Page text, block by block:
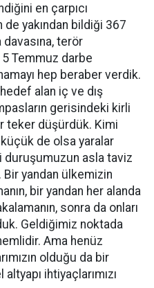
en çarpıcı
yakından bildiği 367
terör
Temmuz darbe
hep beraber verdik.
alan iç ve dış
gerisindeki kirli
teker düşürdük. Kimi
de olsa yaralar
duruşumuzun asla taviz
yandan ülkemizin
bir yandan her alanda
sonra da onları
Geldiğimiz noktada
Ama henüz
olduğu da bir
ihtiyaçlarımızı